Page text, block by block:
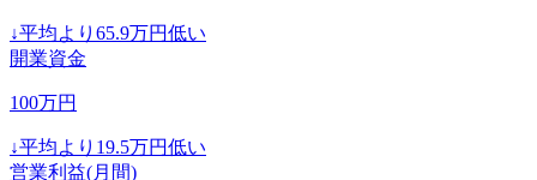
↓平均より 65.9万円低い
開業資金
100万円
↓平均より 19.5万円低い
営業利益(月間)